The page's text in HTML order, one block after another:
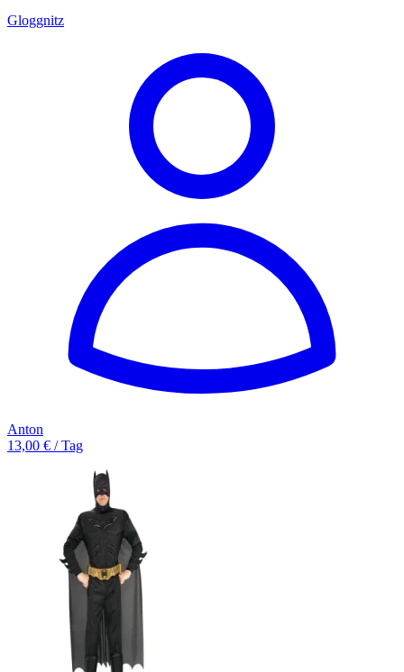
Gloggnitz
Anton
13,00 € / Tag